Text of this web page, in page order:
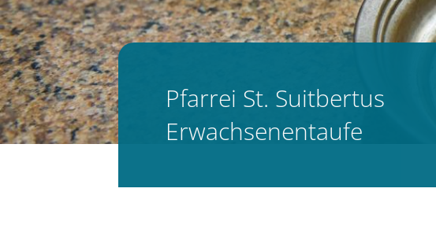
Pfarrei St. Suitbertus
Erwachsenentaufe